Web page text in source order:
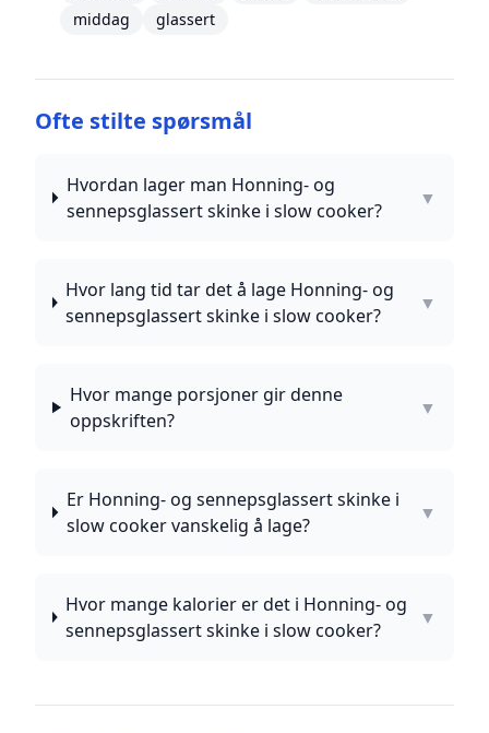
middag
glassert
Ofte stilte spørsmål
Hvordan lager man Honning- og
sennepsglassert skinke i slow cooker?
▼
Hvor lang tid tar det å lage Honning- og
sennepsglassert skinke i slow cooker?
▼
Hvor mange porsjoner gir denne
oppskriften?
▼
Er Honning- og sennepsglassert skinke i
slow cooker vanskelig å lage?
▼
Hvor mange kalorier er det i Honning- og
sennepsglassert skinke i slow cooker?
▼